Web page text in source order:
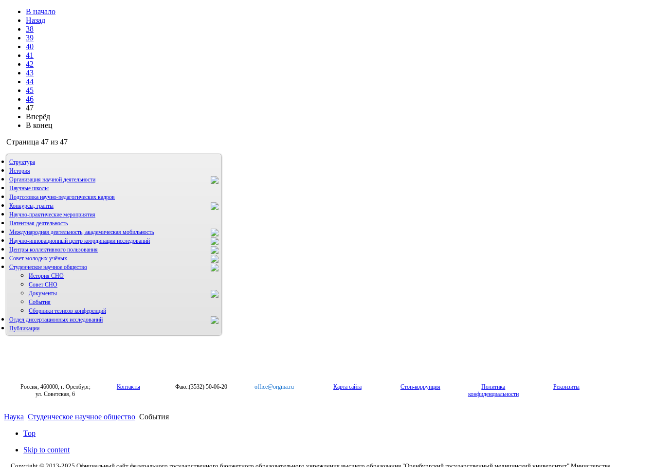
В начало
Назад
38
39
40
41
42
43
44
45
46
47
Вперёд
В конец
Страница 47 из 47
Структура
История
Организация научной деятельности
Научные школы
Подготовка научно-педагогических кадров
Конкурсы, гранты
Научно-практические мероприятия
Патентная деятельность
Международная деятельность, академическая мобильность
Научно-инновационный центр координации исследований
НИИ микрохирургии и клинической анатомии
Центры коллективного пользования
Совет молодых учёных
Студенческое научное общество
История СНО
Совет СНО
Документы
События
Сборники тезисов конференций
Отдел диссертационных исследований
Публикации
Россия, 460000, г. Оренбург,
ул. Советская, 6
Контакты Факс:(3532) 50-06-20 office@orgma.ru Карта сайта Стоп-коррупция
Политика
конфиденциальности
Реквизиты
Наука Студенческое научное общество События
Top
Skip to content